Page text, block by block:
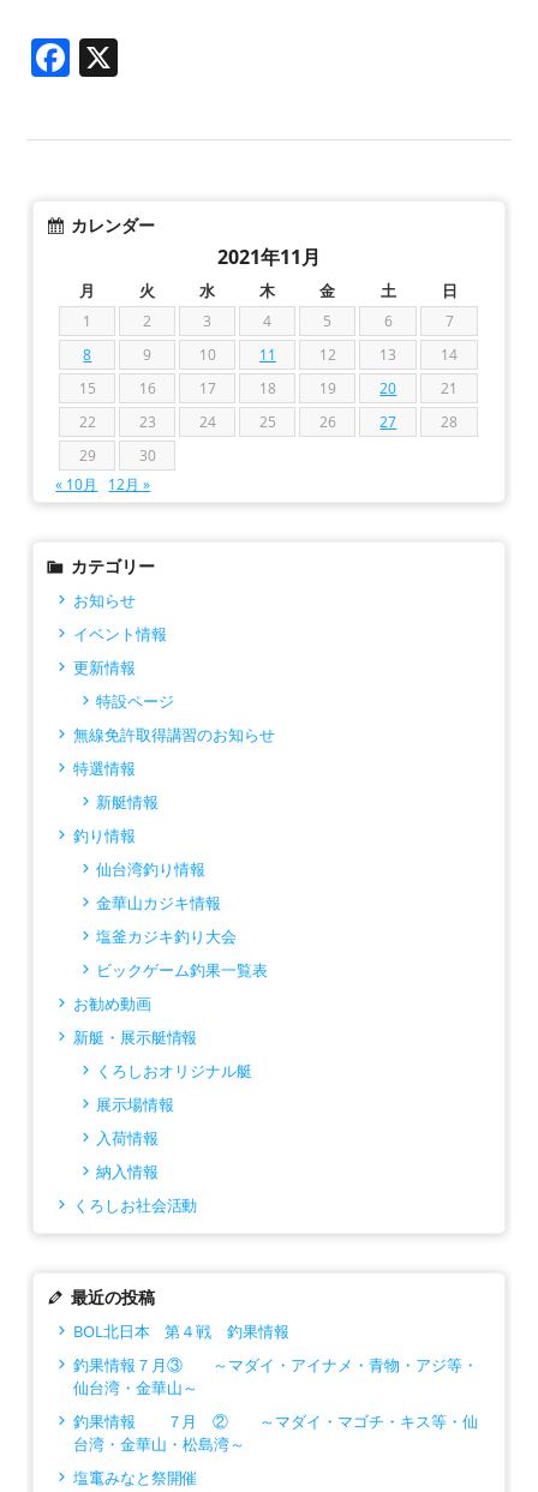
Facebook
カレンダー
2021年11月
月 火 水 木 金 土 日
1 2 3 4 5 6
7
8
9 10 11 12 13
14
15
16 17 18 19 20
21
22
23 24 25 26 27
28
29
30
« 10月
12月 »
カテゴリー
お知らせ
イベント情報
更新情報
特設ページ
無線免許取得講習のお知らせ
特選情報
新艇情報
釣り情報
仙台湾釣り情報
金華山カジキ情報
塩釜カジキ釣り大会
ビックゲーム釣果一覧表
お勧め動画
新艇・展示艇情報
くろしおオリジナル艇
展示場情報
入荷情報
納入情報
くろしお社会活動
最近の投稿
BOL北日本 第４戦 釣果情報
釣果情報７月③ ～マダイ・アイナメ・青物・アジ等・
仙台湾・金華山～
釣果情報 ７月 ② ～マダイ・マゴチ・キス等・仙
台湾・金華山・松島湾～
塩竃みなと祭開催